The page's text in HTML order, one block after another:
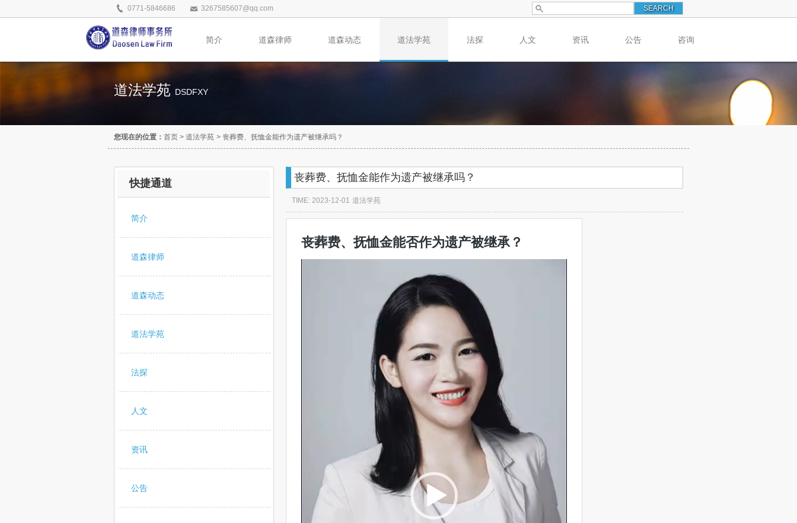
0771-5846686 3267585607@qq.com
简介 道森律师 道森动态 道法学苑 法探 人文 资讯 公告 咨询
道法学苑 DSDFXY
您现在的位置： 首页 > 道法学苑 > 丧葬费、抚恤金能作为遗产被继承吗？
快捷通道
简介
道森律师
道森动态
道法学苑
法探
人文
资讯
公告
丧葬费、抚恤金能作为遗产被继承吗？
TIME: 2023-12-01 道法学苑